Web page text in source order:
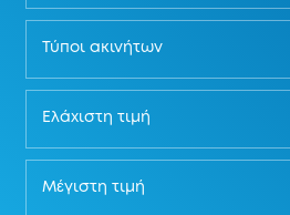
Τύποι ακινήτων
Ελάχιστη τιμή
Μέγιστη τιμή